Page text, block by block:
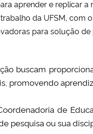
aprender e replicar a
da UFSM, com
para solução de
buscam
promovendo
de
pesquisa ou sua